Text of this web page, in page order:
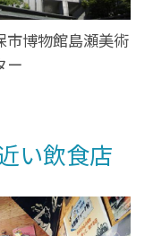
市博物館島瀬美術
ー
い飲食店